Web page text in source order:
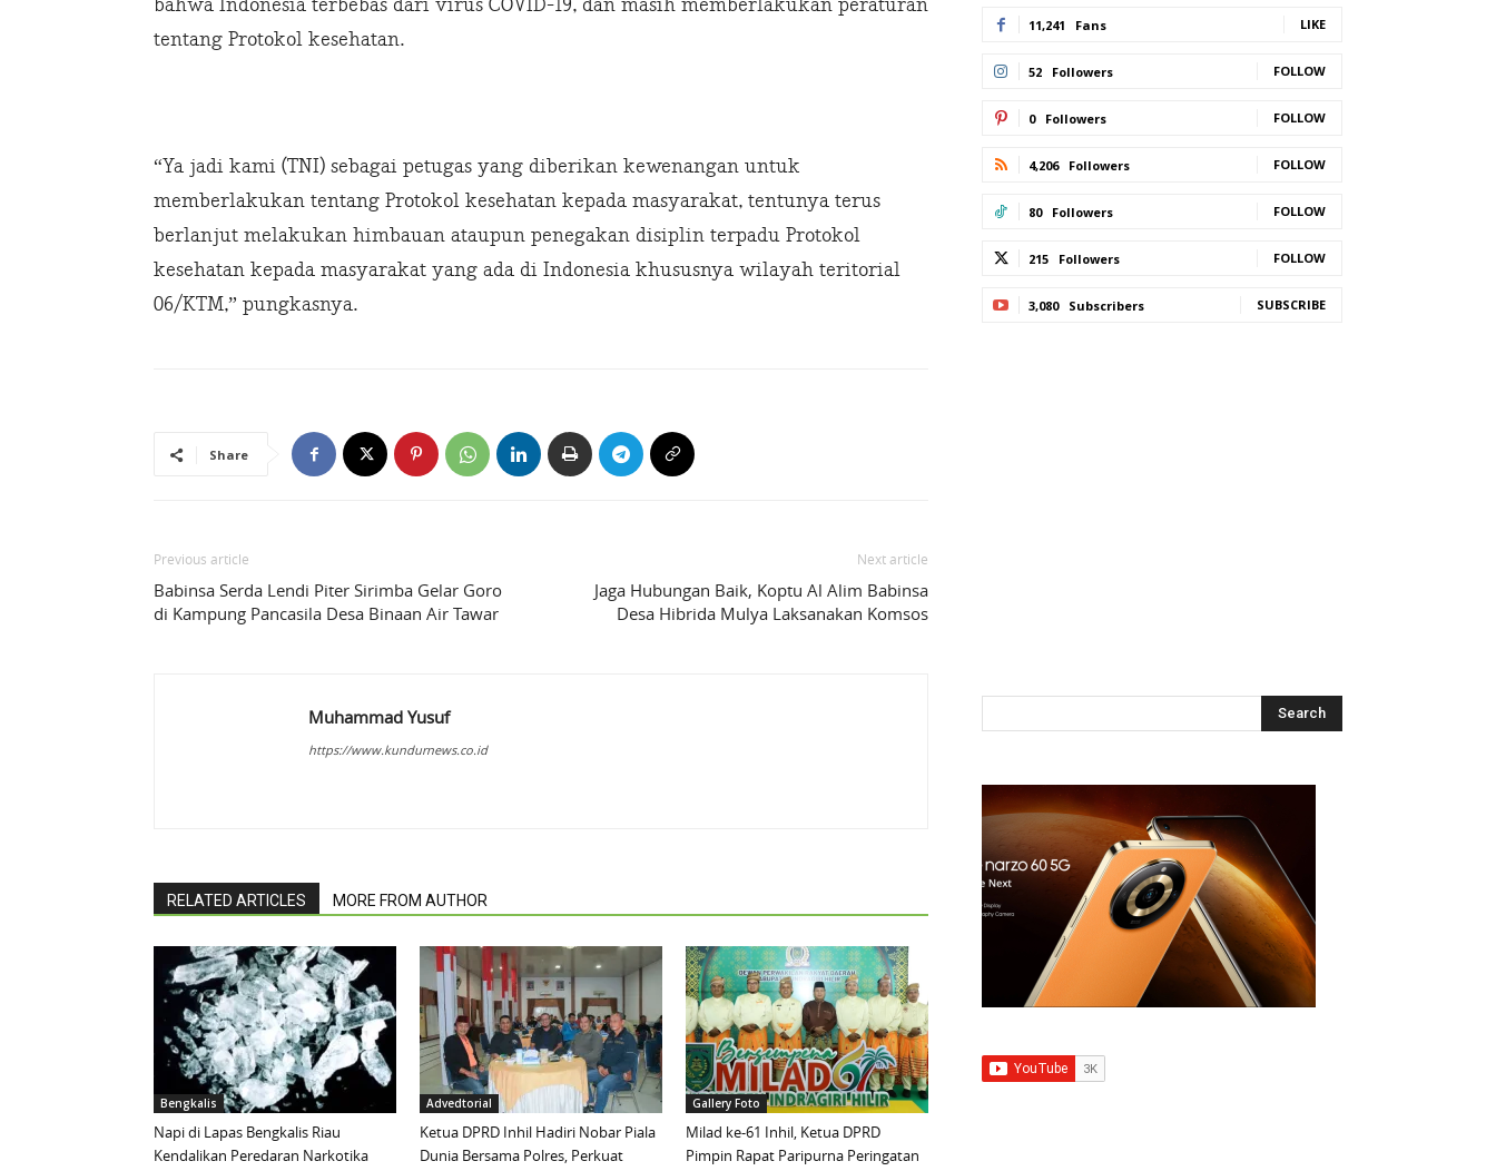
bahwa Indonesia terbebas dari virus COVID-19, dan masih memberlakukan peraturan
tentang Protokol kesehatan.
“Ya jadi kami (TNI) sebagai petugas yang diberikan kewenangan untuk
memberlakukan tentang Protokol kesehatan kepada masyarakat, tentunya terus
berlanjut melakukan himbauan ataupun penegakan disiplin terpadu Protokol
kesehatan kepada masyarakat yang ada di Indonesia khususnya wilayah teritorial
06/KTM,” pungkasnya.
Share
Previous article
Babinsa Serda Lendi Piter Sirimba Gelar Goro
di Kampung Pancasila Desa Binaan Air Tawar
Next article
Jaga Hubungan Baik, Koptu Al Alim Babinsa
Desa Hibrida Mulya Laksanakan Komsos
Muhammad Yusuf
https://www.kundurnews.co.id
RELATED ARTICLES MORE FROM AUTHOR
Bengkalis
Napi di Lapas Bengkalis Riau
Kendalikan Peredaran Narkotika
Advedtorial
Ketua DPRD Inhil Hadiri Nobar Piala
Dunia Bersama Polres, Perkuat
Gallery Foto
Milad ke-61 Inhil, Ketua DPRD
Pimpin Rapat Paripurna Peringatan
11,241 Fans LIKE
52 Followers FOLLOW
0 Followers FOLLOW
4,206 Followers FOLLOW
80 Followers FOLLOW
215 Followers FOLLOW
3,080 Subscribers SUBSCRIBE